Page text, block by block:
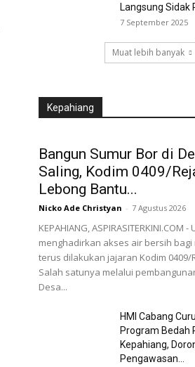
Langsung Sidak
7 September 2025
Muat lebih banyak
Kepahiang
Bangun Sumur Bor di
Saling, Kodim 0409/
Lebong Bantu...
Nicko Ade Christyan - 7 Agustus 2026
KEPAHIANG, ASPIRASITERKINI.COM -
menghadirkan akses air bersih
terus dilakukan jajaran Kodim 0409/
Salah satunya melalui
Desa...
HMI Cabang
Program Bedah
Kepahiang,
Pengawasan...